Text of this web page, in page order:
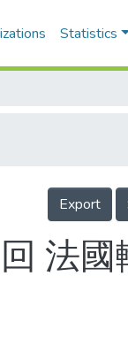
Statistics
Export
法國